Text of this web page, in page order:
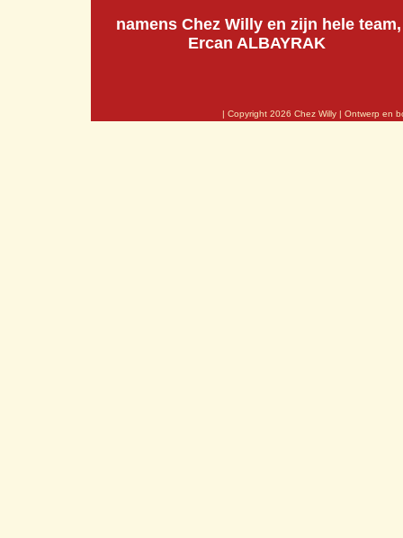
namens Chez Willy en zijn hele team,
Ercan ALBAYRAK
| Copyright 2026 Chez Willy | Ontwerp en